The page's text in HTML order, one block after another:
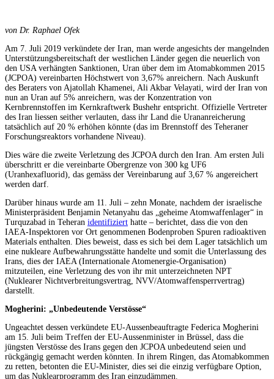
von Dr. Raphael Ofek
Am 7. Juli 2019 verkündete der Iran, man werde angesichts der mangelnden
Unterstützungsbereitschaft der westlichen Länder gegen die neuerlich von
den USA verhängten Sanktionen, Uran über dem im Atomabkommen 2015
(JCPOA) vereinbarten Höchstwert von 3,67% anreichern. Nach Auskunft
des Beraters von Ajatollah Khamenei, Ali Akbar Velayati, wird der Iran von
nun an Uran auf 5% anreichern, was der Konzentration von
Kernbrennstoffen im Kernkraftwerk Bushehr entspricht. Offizielle Vertreter
des Iran liessen seither verlauten, dass ihr Land die Urananreicherung
tatsächlich auf 20 % erhöhen könnte (das im Brennstoff des Teheraner
Forschungsreaktors vorhandene Niveau).
Dies wäre die zweite Verletzung des JCPOA durch den Iran. Am ersten Juli
überschritt er die vereinbarte Obergrenze von 300 kg UF6
(Uranhexafluorid), das gemäss der Vereinbarung auf 3,67 % angereichert
werden darf.
Darüber hinaus wurde am 11. Juli – zehn Monate, nachdem der israelische
Ministerpräsident Benjamin Netanyahu das „geheime Atomwaffenlager“ in
Turquzabad in Teheran identifiziert hatte – berichtet, dass die von den
IAEA-Inspektoren vor Ort genommenen Bodenproben Spuren radioaktiven
Materials enthalten. Dies beweist, dass es sich bei dem Lager tatsächlich um
eine nukleare Aufbewahrungsstätte handelte und somit die Unterlassung des
Irans, dies der IAEA (Internationale Atomenergie-Organisation)
mitzuteilen, eine Verletzung des von ihr mit unterzeichneten NPT
(Nuklearer Nichtverbreitungsvertrag, NVV/Atomwaffensperrvertrag)
darstellt.
Mogherini: „Unbedeutende Verstösse“
Ungeachtet dessen verkündete EU-Aussenbeauftragte Federica Mogherini
am 15. Juli beim Treffen der EU-Aussenminister in Brüssel, dass die
jüngsten Verstösse des Irans gegen den JCPOA unbedeutend seien und
rückgängig gemacht werden könnten. In ihrem Ringen, das Atomabkommen
zu retten, betonten die EU-Minister, dies sei die einzig verfügbare Option,
um das Nuklearprogramm des Iran einzudämmen.